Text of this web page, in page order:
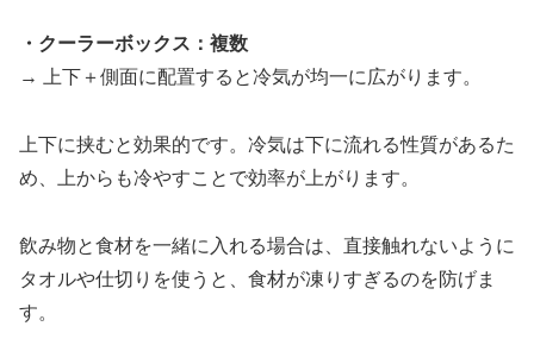
・クーラーボックス：複数
→ 上下＋側面に配置すると冷気が均一に広がります。
上下に挟むと効果的です。冷気は下に流れる性質があるた
め、上からも冷やすことで効率が上がります。
飲み物と食材を一緒に入れる場合は、直接触れないように
タオルや仕切りを使うと、食材が凍りすぎるのを防げま
す。